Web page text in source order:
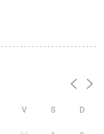
V S D